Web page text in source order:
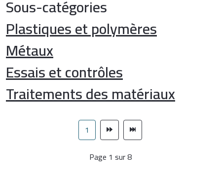
Sous-catégories
Plastiques et polymères
Métaux
Essais et contrôles
Traitements des matériaux
1
Page 1 sur 8